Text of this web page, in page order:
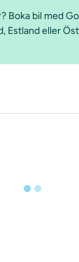
Boka bil med
Estland eller